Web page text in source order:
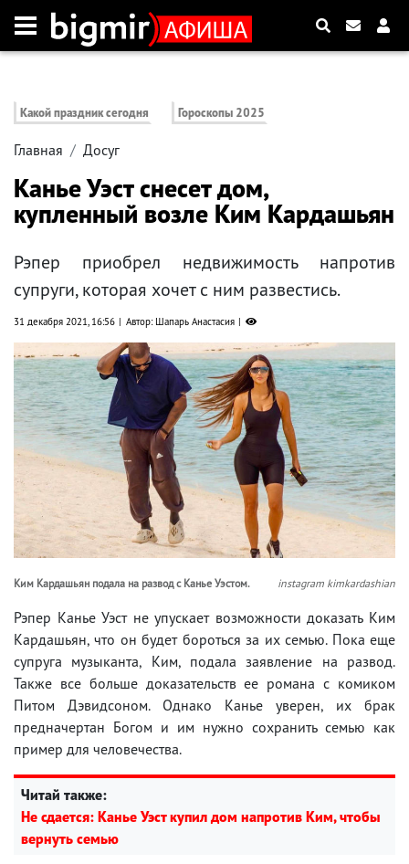
Какой праздник сегодня Гороскопы 2025
Главная Досуг
Канье Уэст снесет дом,
купленный возле Ким Кардашьян
Рэпер приобрел недвижимость напротив
супруги, которая хочет с ним развестись.
31 декабря 2021, 16:56 Автор: Шапарь Анастасия
Ким Кардашьян подала на развод с Канье Уэстом. instagram kimkardashian
Рэпер Канье Уэст не упускает возможности доказать Ким
Кардашьян, что он будет бороться за их семью. Пока еще
супруга музыканта, Ким, подала заявление на развод.
Также все больше доказательств ее романа с комиком
Питом Дэвидсоном. Однако Канье уверен, их брак
предначертан Богом и им нужно сохранить семью как
пример для человечества.
Читай также:
Не сдается: Канье Уэст купил дом напротив Ким, чтобы
вернуть семью